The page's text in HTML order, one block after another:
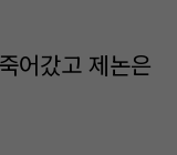
어갔고 제논은